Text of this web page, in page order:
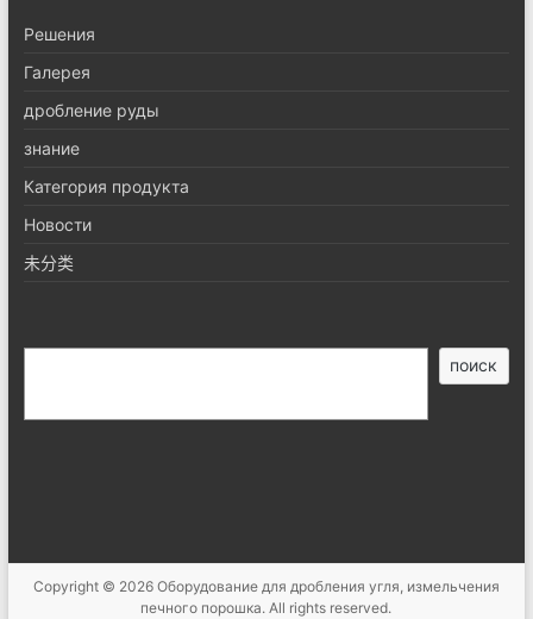
Pешения
Галерея
дробление руды
знание
Категория продукта
Новости
未分类
поиск
Copyright © 2026 Оборудование для дробления угля, измельчения
печного порошка. All rights reserved.